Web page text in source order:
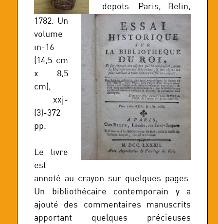
depots. Paris, Belin,
1782. Un
volume
in-16
(14,5 cm
x 8,5
cm),
xxj-
(3)-372
pp.
Le livre
est
annoté au crayon sur quelques pages.
Un bibliothécaire contemporain y a
ajouté des commentaires manuscrits
apportant quelques précieuses